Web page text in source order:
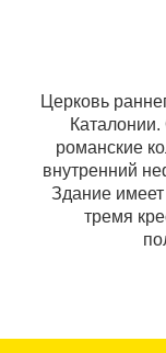
Церковь
романские
внутренний
Здание
тремя